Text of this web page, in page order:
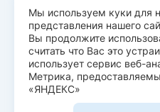
Распродажа тканей
Лидеры продаж
© Арт Текс — продажа тканей
Пользовательское соглашение
Политика конфиденциальности
Мы используем куки для
представления нашего
Вы продолжите
считать что Вас это
использует сервис веб-
Метрика,
«ЯНДЕКС»